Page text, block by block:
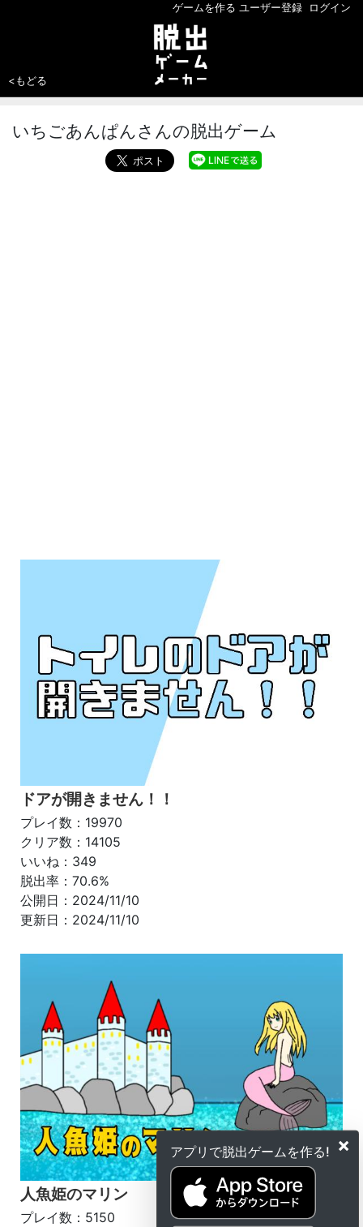
×
アプリで脱出ゲームを作る!
ゲームを作る ユーザー登録 ログイン
<もどる
いちごあんぱんさんの脱出ゲーム
ドアが開きません！！
プレイ数：19970
クリア数：14105
いいね：349
脱出率：70.6%
公開日：2024/11/10
更新日：2024/11/10
人魚姫のマリン
プレイ数：5150